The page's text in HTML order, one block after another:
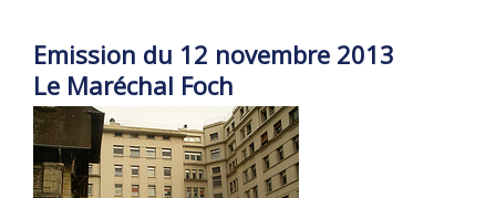
Emission du 12 novembre 2013
Le Maréchal Foch